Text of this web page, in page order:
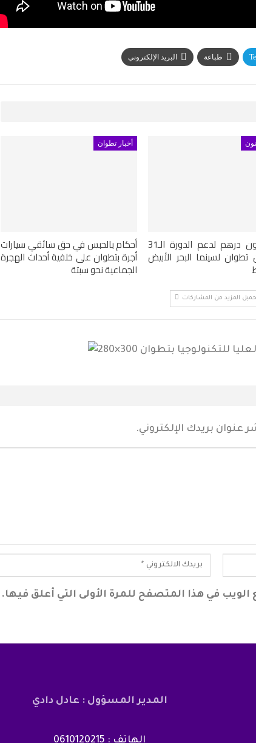
طباعة البريد الإلكتروني
1.2 مليون درهم لدعم الدورة الـ31
تطوان لسينما البحر الأبيض
أخبار تطوان
أحكام بالحبس في حق سائقي سيارات
أجرة بتطوان على خلفية أحداث الهجرة
الجماعية نحو سبتة
المزيد من المشاركات
عنوان بريدك الإلكتروني.
في هذا المتصفح للمرة الأولى التي أعلق فيها.
المدير المسؤول : عادل دادي
الهاتف : 0610120215